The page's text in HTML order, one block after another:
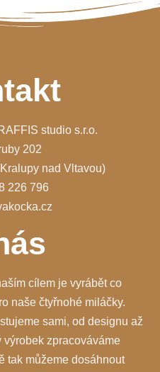
studio s.r.o.
202
nad Vltavou)
226 796
cílem je vyrábět co
naše čtyřnohé miláčky.
sami, od designu až
výrobek zpracováváme
tak můžeme dosáhnout